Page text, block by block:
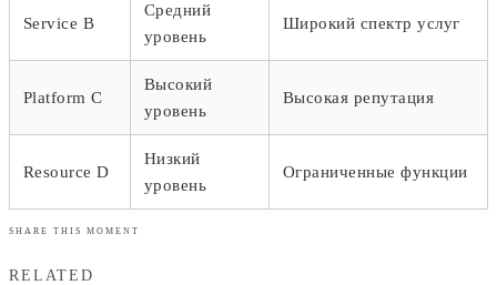
Service B
Средний
уровень
Широкий спектр услуг
Platform C
Высокий
уровень
Высокая репутация
Resource D
Низкий
уровень
Ограниченные функции
SHARE THIS MOMENT
RELATED